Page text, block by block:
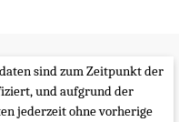
sind zum Zeitpunkt der
und aufgrund der
jederzeit ohne vorherige